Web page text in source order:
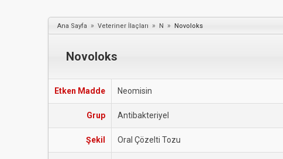
Ana Sayfa » Veteriner İlaçları » N » Novoloks
Novoloks
Etken Madde Neomisin
Grup Antibakteriyel
Şekil Oral Çözelti Tozu